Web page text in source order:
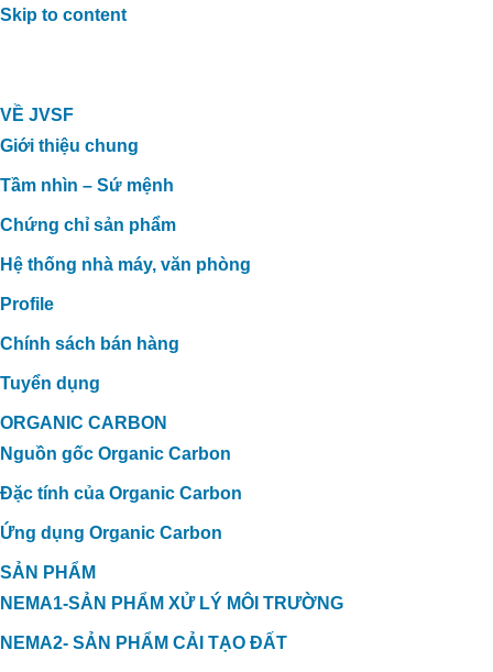
Skip to content
VỀ JVSF
Giới thiệu chung
Tầm nhìn – Sứ mệnh
Chứng chỉ sản phẩm
Hệ thống nhà máy, văn phòng
Profile
Chính sách bán hàng
Tuyển dụng
ORGANIC CARBON
Nguồn gốc Organic Carbon
Đặc tính của Organic Carbon
Ứng dụng Organic Carbon
SẢN PHẨM
NEMA1-SẢN PHẨM XỬ LÝ MÔI TRƯỜNG
NEMA2- SẢN PHẨM CẢI TẠO ĐẤT